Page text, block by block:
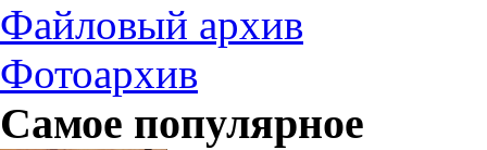
Файловый архив
Фотоархив
Самое популярное